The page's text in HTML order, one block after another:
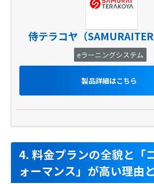
侍テラコヤ（
eラーニングシステム
製品詳細はこちら
4. 料金プランの全貌と「
ォーマンス」が高い理由